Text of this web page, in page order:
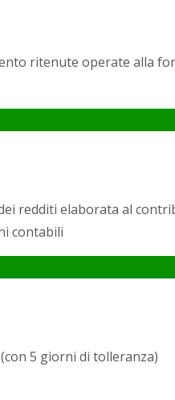
ritenute operate
redditi elaborata al
contabili
5 giorni di tolleranza)